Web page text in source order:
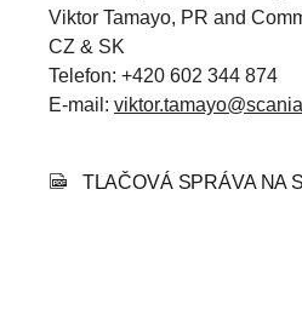
Viktor Tamayo, PR and
CZ & SK
Telefon: +420 602 344 874
E-mail:
TLAČOVÁ SPRÁVA NA